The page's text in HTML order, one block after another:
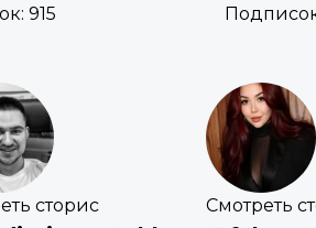
915
сторис Смотреть